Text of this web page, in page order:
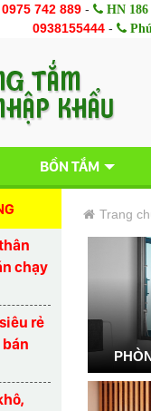
0975 742 889 - HN
0938155444-
BỒN TẮM
chạy
rẻ
Trang